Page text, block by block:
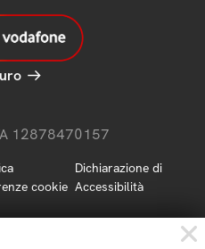
12878470157
cookie
Dichiarazione di
Accessibilità